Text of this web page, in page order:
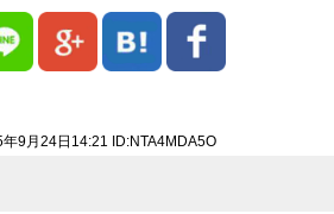
9月24日14:21 ID:NTA4MDA5O